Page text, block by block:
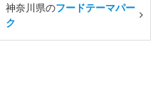
神奈川県のフードテーマパー
ク